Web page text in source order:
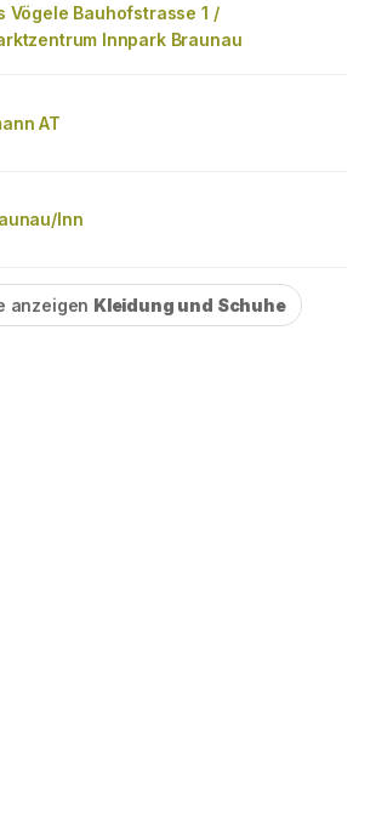
Vögele Bauhofstrasse 1 /
Innpark Braunau
AT
Inn
anzeigen Kleidung und Schuhe